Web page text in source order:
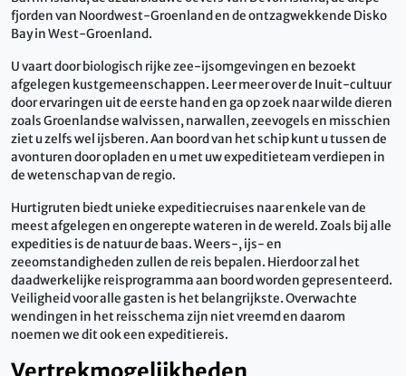
fjorden van Noordwest-Groenland en de ontzagwekkende Disko
Bay in West-Groenland.
U vaart door biologisch rijke zee-ijsomgevingen en bezoekt
afgelegen kustgemeenschappen. Leer meer over de Inuit-cultuur
door ervaringen uit de eerste hand en ga op zoek naar wilde dieren
zoals Groenlandse walvissen, narwallen, zeevogels en misschien
ziet u zelfs wel ijsberen. Aan boord van het schip kunt u tussen de
avonturen door opladen en u met uw expeditieteam verdiepen in
de wetenschap van de regio.
Hurtigruten biedt unieke expeditiecruises naar enkele van de
meest afgelegen en ongerepte wateren in de wereld. Zoals bij alle
expedities is de natuur de baas. Weers-, ijs- en
zeeomstandigheden zullen de reis bepalen. Hierdoor zal het
daadwerkelijke reisprogramma aan boord worden gepresenteerd.
Veiligheid voor alle gasten is het belangrijkste. Overwachte
wendingen in het reisschema zijn niet vreemd en daarom
noemen we dit ook een expeditiereis.